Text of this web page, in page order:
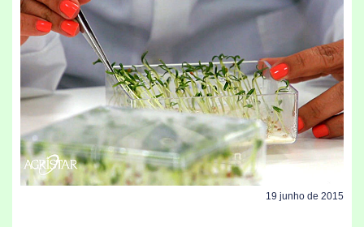
19 junho de 2015